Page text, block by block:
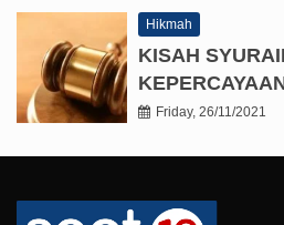
Hikmah
KISAH
Friday, 26/11/2021